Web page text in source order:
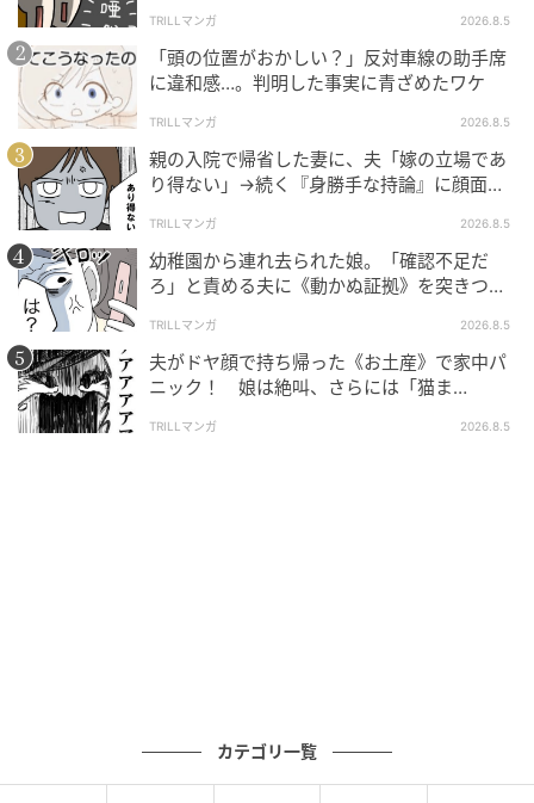
カテーテルアブレーションから1週間ほど経過したこ
ろ、さとこさんに再び異変が。「ま……また呼吸の仕方
が分からない……」息苦しさが増してきたのです。
せっかく手術を受けたのに、また同じ症状がぶり返し
てしまったのでしょうか。不安を抱えたまま、さとこ
さんは病院を訪れます。
TRILLマンガ 2026.8.5
「頭の位置がおかしい？」反対車線の助手席
に違和感…。判明した事実に青ざめたワケ
TRILLマンガ 2026.8.5
親の入院で帰省した妻に、夫「嫁の立場であ
り得ない」→続く『身勝手な持論』に顔面蒼
TRILLマンガ 2026.8.5
幼稚園から連れ去られた娘。「確認不足だ
ろ」と責める夫に《動かぬ証拠》を突きつけ
TRILLマンガ 2026.8.5
夫がドヤ顔で持ち帰った《お土産》で家中パ
ニック！ 娘は絶叫、さらには「猫ま
TRILLマンガ 2026.8.5
カテゴリ一覧